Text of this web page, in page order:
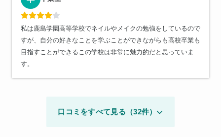
私は鹿島学園高等学校でネイルやメイクの勉強をしているので
すが、自分の好きなことを学ぶことができながらも高校卒業も
目指すことができるこの学校は非常に魅力的だと思っていま
す。
口コミをすべて見る（32件）